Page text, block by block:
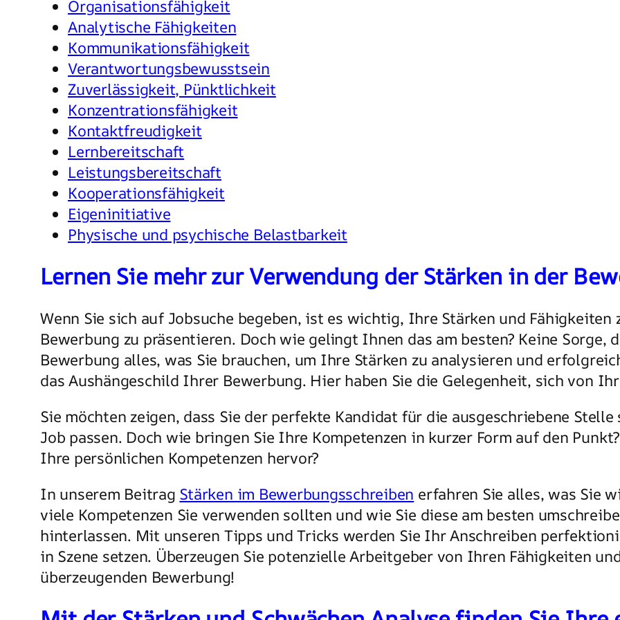
Organisationsfähigkeit
Analytische Fähigkeiten
Kommunikationsfähigkeit
Verantwortungsbewusstsein
Zuverlässigkeit, Pünktlichkeit
Konzentrationsfähigkeit
Kontaktfreudigkeit
Lernbereitschaft
Leistungsbereitschaft
Kooperationsfähigkeit
Eigeninitiative
Physische und psychische Belastbarkeit
Lernen Sie mehr zur Verwendung der Stärken in der
Wenn Sie sich auf Jobsuche begeben, ist es wichtig, Ihre Stärken und
Bewerbung zu präsentieren. Doch wie gelingt Ihnen das am besten? Keine Sorge,
Bewerbung alles, was Sie brauchen, um Ihre Stärken zu analysieren und
das Aushängeschild Ihrer Bewerbung. Hier haben Sie die Gelegenheit, sich von
Sie möchten zeigen, dass Sie der perfekte Kandidat für die ausgeschriebene
Job passen. Doch wie bringen Sie Ihre Kompetenzen in kurzer Form auf den
Ihre persönlichen Kompetenzen hervor?
In unserem Beitrag Stärken im Bewerbungsschreiben erfahren Sie alles, was Sie
viele Kompetenzen Sie verwenden sollten und wie Sie diese am besten
hinterlassen. Mit unseren Tipps und Tricks werden Sie Ihr Anschreiben
in Szene setzen. Überzeugen Sie potenzielle Arbeitgeber von Ihren Fähigkeiten
überzeugenden Bewerbung!